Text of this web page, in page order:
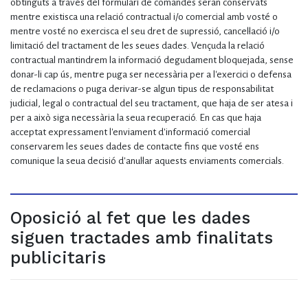
obtinguts a través del formulari de comandes seran conservats
mentre existisca una relació contractual i/o comercial amb vosté o
mentre vosté no exercisca el seu dret de supressió, cancel·lació i/o
limitació del tractament de les seues dades. Vençuda la relació
contractual mantindrem la informació degudament bloquejada, sense
donar-li cap ús, mentre puga ser necessària per a l'exercici o defensa
de reclamacions o puga derivar-se algun tipus de responsabilitat
judicial, legal o contractual del seu tractament, que haja de ser atesa i
per a això siga necessària la seua recuperació. En cas que haja
acceptat expressament l'enviament d'informació comercial
conservarem les seues dades de contacte fins que vosté ens
comunique la seua decisió d'anul·lar aquests enviaments comercials.
Oposició al fet que les dades
siguen tractades amb finalitats
publicitaris